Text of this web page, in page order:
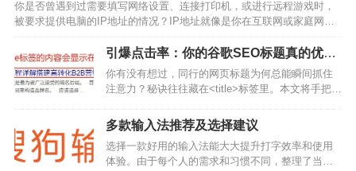
你是否曾遇到过需要填写网络设置、连接打印机，或进行远程游戏时，
被要求提供电脑的IP地址的情况？IP地址就像是你在互联网或家庭网络
中的“门牌号”，是设备之间相互识别和通信的基础。本文将为你提供
Windows和macOS系统下，查看内网IP和公网IP的详细指南，即使你是
电脑新手也能轻松学会。一、 首先，…
引爆点击率：你的谷歌SEO标题真的优化
好了吗？
你有没有想过，同行的网页标题为何总能瞬间抓住
注意力？秘诀往往藏在<title>标签里。本文将手把手
到最显眼的位置，并借助情感词汇和年份数字放大
点击欲望。结合实战案例，你将学会把理论转化成
可直接复用的模板，让每一次改标题都实实在在推
高流量和转化。…
多款输入法推荐及选择建议
选择一款好用的输入法能大大提升打字效率和使用
体验。由于每个人的需求和习惯不同，整理了当前